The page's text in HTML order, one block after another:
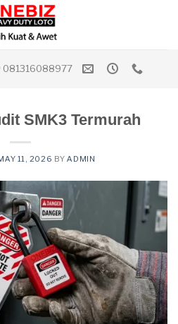
081316088977
SMK3 Termurah
11, 2026 BYADMIN